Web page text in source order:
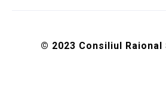
© 2023 Consiliul Raional